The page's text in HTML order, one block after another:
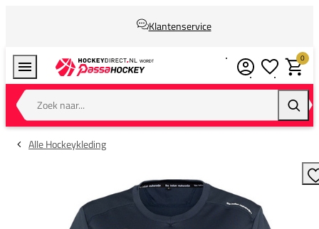
Klantenservice
Zoek naar...
0
Alle Hockeykleding